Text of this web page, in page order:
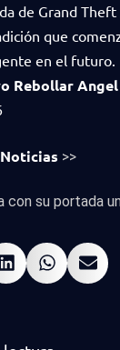
de Grand
que
en el futuro.
Rebollar Angel
Noticias >>
con su portada